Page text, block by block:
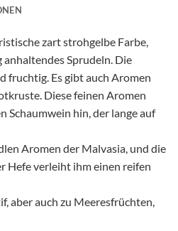
zart strohgelbe Farbe,
anhaltendes Sprudeln. Die
fruchtig. Es gibt auch Aromen
Diese feinen Aromen
Schaumwein hin, der lange auf
Aromen der Malvasia, und die
Hefe verleiht ihm einen reifen
aber auch zu Meeresfrüchten,